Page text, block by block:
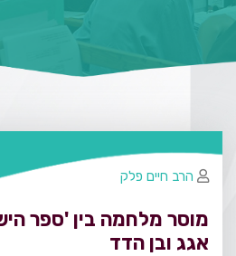
מוסר מלחמה בין 'ספר
אגג ובן הדד
הרב חיים פלק